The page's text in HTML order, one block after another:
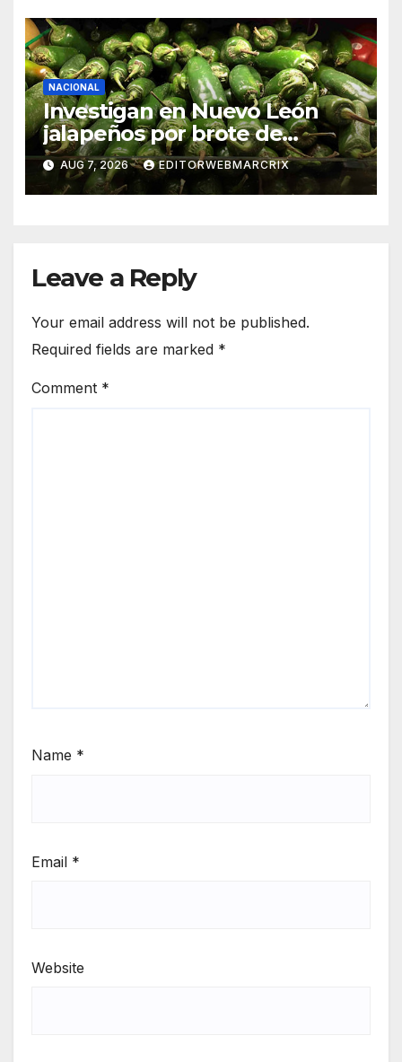
NACIONAL
Investigan en Nuevo León
jalapeños por brote de
salmonela en Estados Unidos
AUG 7, 2026 EDITORWEBMARCRIX
Leave a Reply
Your email address will not be published.
Required fields are marked *
Comment *
Name *
Email *
Website